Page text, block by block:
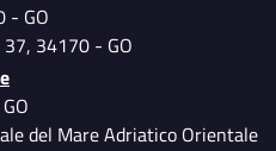
- GO
34170 - GO
del Mare Adriatico Orientale